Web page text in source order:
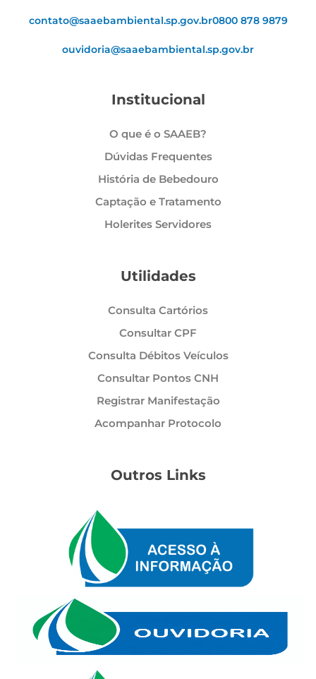
contato@saaebambiental.sp.gov.br0800 878 9879
ouvidoria@saaebambiental.sp.gov.br
Institucional
O que é o SAAEB?
Dúvidas Frequentes
História de Bebedouro
Captação e Tratamento
Holerites Servidores
Utilidades
Consulta Cartórios
Consultar CPF
Consulta Débitos Veículos
Consultar Pontos CNH
Registrar Manifestação
Acompanhar Protocolo
Outros Links